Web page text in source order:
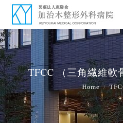
TFCC （三角繊維軟
You are
Home